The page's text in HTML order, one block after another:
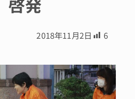
2018年11月2日 6